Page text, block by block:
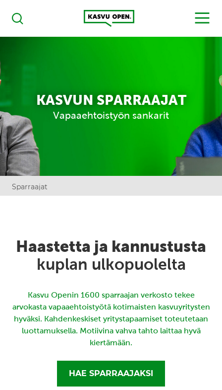
Haku
Kasvu Open
MENU
KASVUN SPARRAAJAT
Vapaaehtoistyön sankarit
Sparraajat
Haastetta ja kannustusta
kuplan ulkopuolelta
Kasvu Openin 1600 sparraajan verkosto tekee
arvokasta vapaaehtoistyötä kotimaisten kasvuyritysten
hyväksi. Kahdenkeskiset yritystapaamiset toteutetaan
luottamuksella. Motiivina vahva tahto laittaa hyvä
kiertämään.
HAE SPARRAAJAKSI